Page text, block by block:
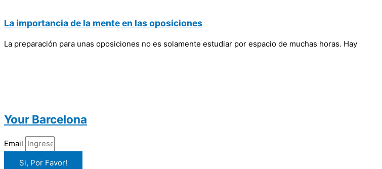
La importancia de la mente en las oposiciones
La preparación para unas oposiciones no es solamente estudiar por espacio de muchas horas. Hay
Your Barcelona
Email
Si, Por Favor!